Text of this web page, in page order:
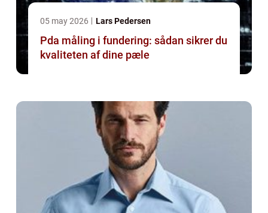
05 may 2026 Lars Pedersen
Pda måling i fundering: sådan sikrer du
kvaliteten af dine pæle